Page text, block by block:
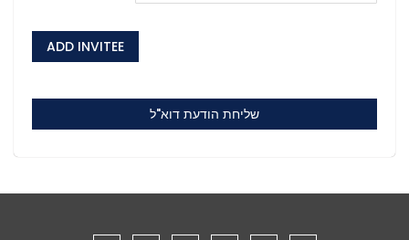
ADD INVITEE
שליחת הודעת דוא"ל